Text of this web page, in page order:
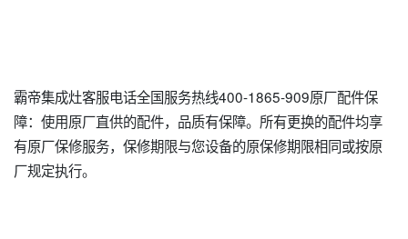
霸帝集成灶客服电话全国服务热线400-1865-909原厂配件保
障：使用原厂直供的配件，品质有保障。所有更换的配件均享
有原厂保修服务，保修期限与您设备的原保修期限相同或按原
厂规定执行。